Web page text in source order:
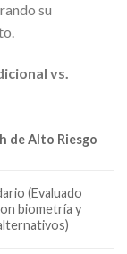
su
vs.
de Alto Riesgo
(Evaluado
biometría y